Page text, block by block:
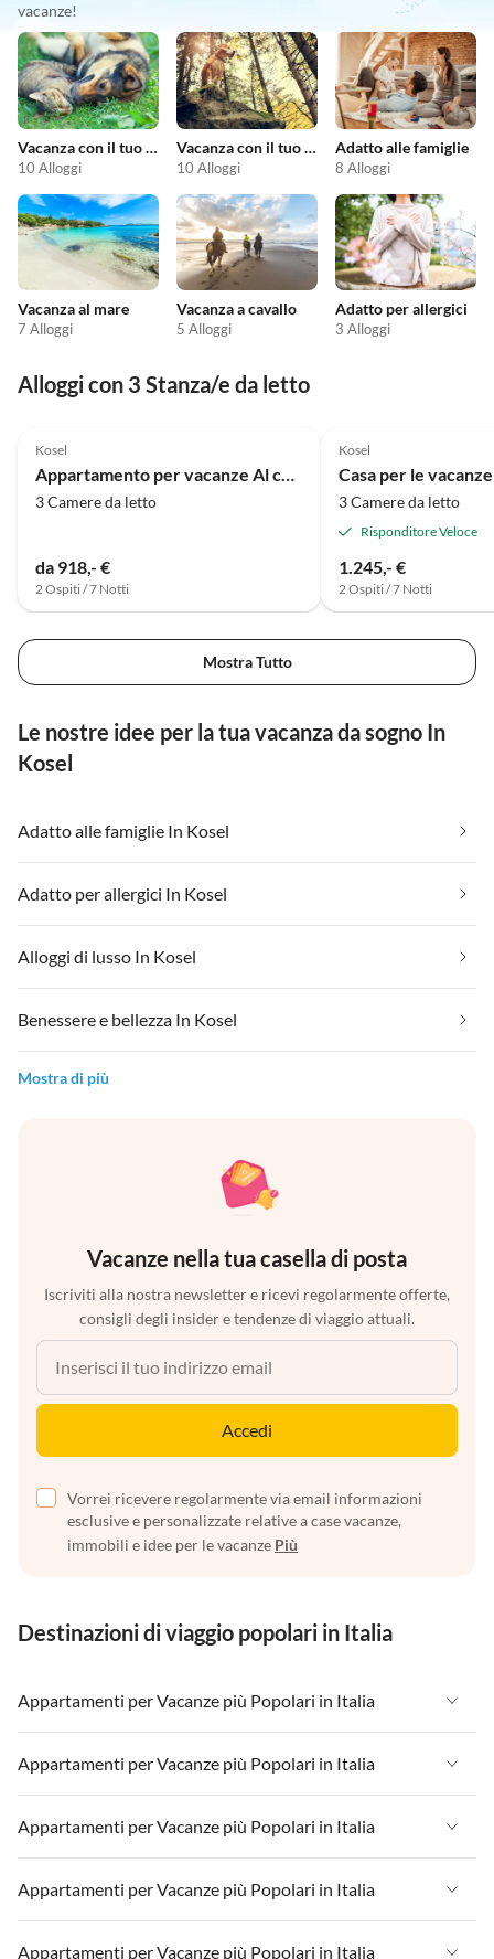
vacanze!
Vacanza con il tuo animale domestico
10 Alloggi
Vacanza con il tuo cane
10 Alloggi
Adatto alle famiglie
8 Alloggi
Vacanza al mare
7 Alloggi
Vacanza a cavallo
5 Alloggi
Adatto per allergici
3 Alloggi
Alloggi con 3 Stanza/e da letto
Kosel
Appartamento per vacanze Al camino nella "Villa Schlei"
3 Camere da letto
da 918,- €
2 Ospiti / 7 Notti
Kosel
3 Camere da letto
Risponditore Veloce
1.245,- €
2 Ospiti / 7 Notti
Mostra Tutto
Le nostre idee per la tua vacanza da sogno In
Kosel
Adatto alle famiglie In Kosel
Adatto per allergici In Kosel
Alloggi di lusso In Kosel
Benessere e bellezza In Kosel
Mostra di più
Vacanze nella tua casella di posta
Iscriviti alla nostra newsletter e ricevi regolarmente offerte,
consigli degli insider e tendenze di viaggio attuali.
Accedi
Vorrei ricevere regolarmente via email informazioni
esclusive e personalizzate relative a case vacanze,
immobili e idee per le vacanze Più
Destinazioni di viaggio popolari in Italia
Appartamenti per Vacanze più Popolari in Italia
Appartamenti per Vacanze in Italia
Appartamenti per Vacanze in Liguria
Appartamenti per Vacanze in Lombardia
Appartamenti per Vacanze in Lago di Garda
Appartamenti per Vacanze più Popolari in Italia
Appartamenti per Vacanze in Italia
Appartamenti per Vacanze in Liguria
Appartamenti per Vacanze in Lombardia
Appartamenti per Vacanze più Popolari in Italia
Appartamenti per Vacanze in Italia
Appartamenti per Vacanze in Liguria
Appartamenti per Vacanze più Popolari in Italia
Appartamenti per Vacanze in Italia
Appartamenti per Vacanze più Popolari in Italia